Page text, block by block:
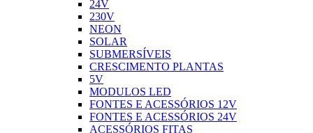
24V
230V
NEON
SOLAR
SUBMERSÍVEIS
CRESCIMENTO PLANTAS
5V
MODULOS LED
FONTES E ACESSÓRIOS 12V
FONTES E ACESSÓRIOS 24V
ACESSÓRIOS FITAS